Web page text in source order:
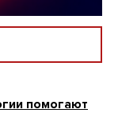
помогают